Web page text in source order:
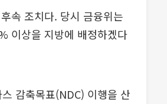
속 조치다. 당시 금융위는
이상을 지방에 배정하겠다
감축목표(NDC) 이행을 산